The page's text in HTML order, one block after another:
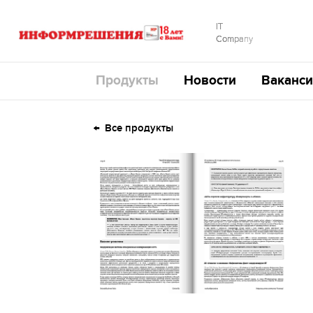
IT
Company
Продукты Новости
Все продукты